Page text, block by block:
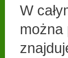
W
można